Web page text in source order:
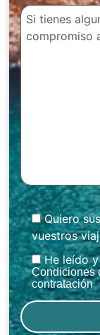
Quiero
vuestros
He leído
Condiciones
contratación